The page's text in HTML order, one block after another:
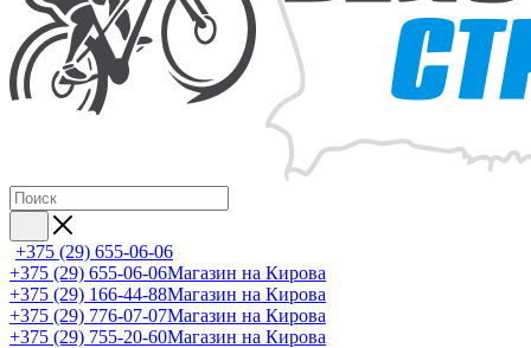
+375 (29) 655-06-06
+375 (29) 655-06-06Магазин на Кирова
+375 (29) 166-44-88Магазин на Кирова
+375 (29) 776-07-07Магазин на Кирова
+375 (29) 755-20-60Магазин на Кирова